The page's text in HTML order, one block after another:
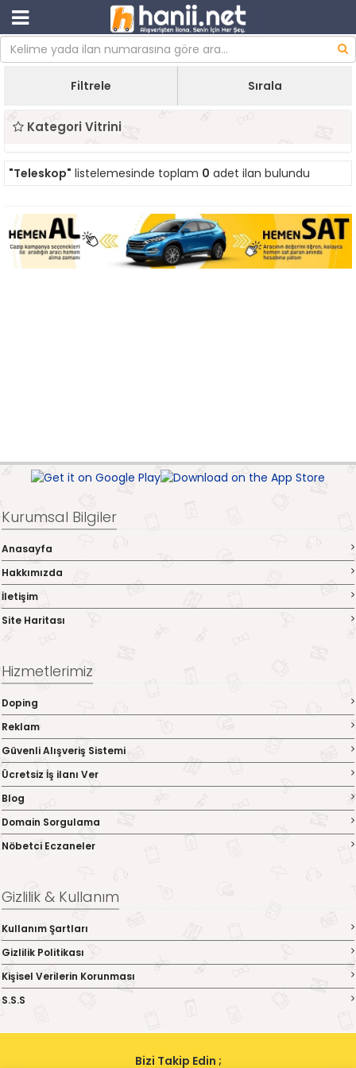
Filtrele Sırala
Kategori Vitrini
"Teleskop" listelemesinde toplam 0 adet ilan bulundu
Kurumsal Bilgiler
Anasayfa
Hakkımızda
İletişim
Site Haritası
Hizmetlerimiz
Doping
Reklam
Güvenli Alışveriş Sistemi
Ücretsiz İş ilanı Ver
Blog
Domain Sorgulama
Nöbetci Eczaneler
Gizlilik & Kullanım
Kullanım Şartları
Gizlilik Politikası
Kişisel Verilerin Korunması
S.S.S
Bizi Takip Edin ;